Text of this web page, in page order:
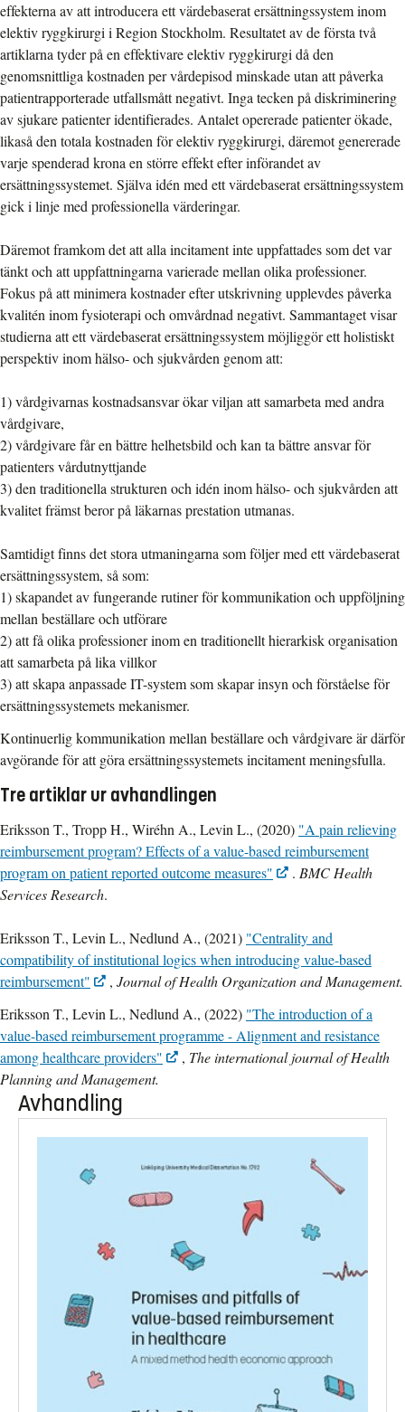
effekterna av att introducera ett värdebaserat ersättningssystem inom
elektiv ryggkirurgi i Region Stockholm. Resultatet av de första två
artiklarna tyder på en effektivare elektiv ryggkirurgi då den
genomsnittliga kostnaden per vårdepisod minskade utan att påverka
patientrapporterade utfallsmått negativt. Inga tecken på diskriminering
av sjukare patienter identifierades. Antalet opererade patienter ökade,
likaså den totala kostnaden för elektiv ryggkirurgi, däremot genererade
varje spenderad krona en större effekt efter införandet av
ersättningssystemet. Själva idén med ett värdebaserat ersättningssystem
gick i linje med professionella värderingar.
Däremot framkom det att alla incitament inte uppfattades som det var
tänkt och att uppfattningarna varierade mellan olika professioner.
Fokus på att minimera kostnader efter utskrivning upplevdes påverka
kvalitén inom fysioterapi och omvårdnad negativt. Sammantaget visar
studierna att ett värdebaserat ersättningssystem möjliggör ett holistiskt
perspektiv inom hälso- och sjukvården genom att:
1) vårdgivarnas kostnadsansvar ökar viljan att samarbeta med andra
vårdgivare,
2) vårdgivare får en bättre helhetsbild och kan ta bättre ansvar för
patienters vårdutnyttjande
3) den traditionella strukturen och idén inom hälso- och sjukvården att
kvalitet främst beror på läkarnas prestation utmanas.
Samtidigt finns det stora utmaningarna som följer med ett värdebaserat
ersättningssystem, så som:
1) skapandet av fungerande rutiner för kommunikation och uppföljning
mellan beställare och utförare
2) att få olika professioner inom en traditionellt hierarkisk organisation
att samarbeta på lika villkor
3) att skapa anpassade IT-system som skapar insyn och förståelse för
ersättningssystemets mekanismer.
Kontinuerlig kommunikation mellan beställare och vårdgivare är därför
avgörande för att göra ersättningssystemets incitament meningsfulla.
Tre artiklar ur avhandlingen
Eriksson T., Tropp H., Wiréhn A., Levin L., (2020) "A pain relieving
reimbursement program? Effects of a value-based reimbursement
program on patient reported outcome measures"
. BMC Health
Services Research.
Eriksson T., Levin L., Nedlund A., (2021) "Centrality and
compatibility of institutional logics when introducing value-based
reimbursement"
, Journal of Health Organization and Management.
Eriksson T., Levin L., Nedlund A., (2022) "The introduction of a
value-based reimbursement programme - Alignment and resistance
among healthcare providers"
, The international journal of Health
Planning and Management.
Avhandling